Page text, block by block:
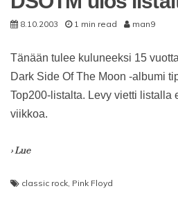
8.10.2003 1 min read man9
Tänään tulee kuluneeksi 15
Dark Side Of The Moon -albumi
Top200-listalta. Levy vietti listalla
viikkoa.
› Lue
classic rock Pink Floyd